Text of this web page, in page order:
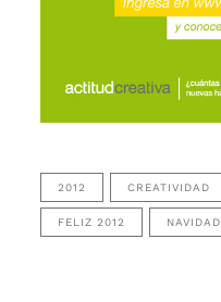
2012 CREATIVIDAD
FELIZ 2012 NAVIDAD